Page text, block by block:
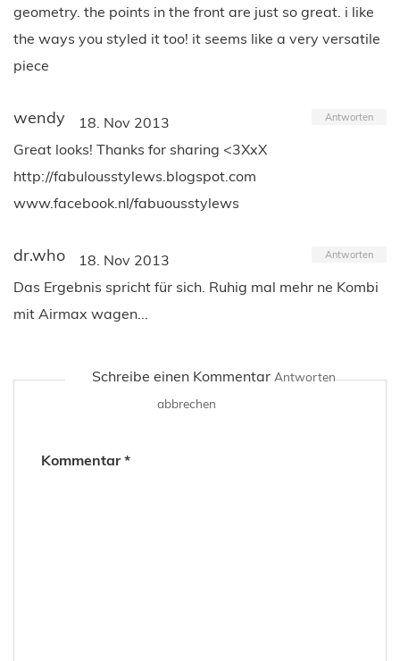
geometry. the points in the front are just so great. i like
the ways you styled it too! it seems like a very versatile
piece
wendy 18. Nov 2013 Antworten
Great looks! Thanks for sharing <3XxX
http://fabulousstylews.blogspot.com
www.facebook.nl/fabuousstylews
dr.who 18. Nov 2013 Antworten
Das Ergebnis spricht für sich. Ruhig mal mehr ne Kombi
mit Airmax wagen...
Schreibe einen Kommentar Antworten
abbrechen
Kommentar*